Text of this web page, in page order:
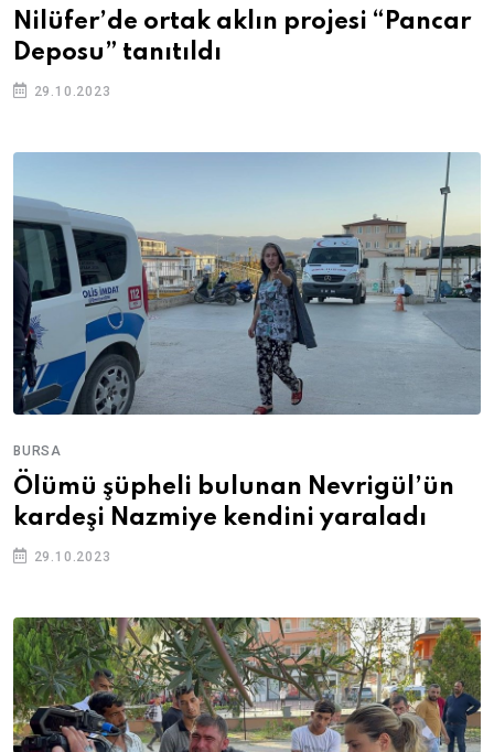
Nilüfer’de ortak aklın projesi “Pancar
Deposu” tanıtıldı
29.10.2023
BURSA
Ölümü şüpheli bulunan Nevrigül’ün
kardeşi Nazmiye kendini yaraladı
29.10.2023